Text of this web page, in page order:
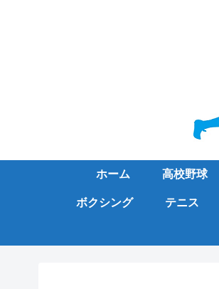
ホーム 高校野球
ボクシング テニス